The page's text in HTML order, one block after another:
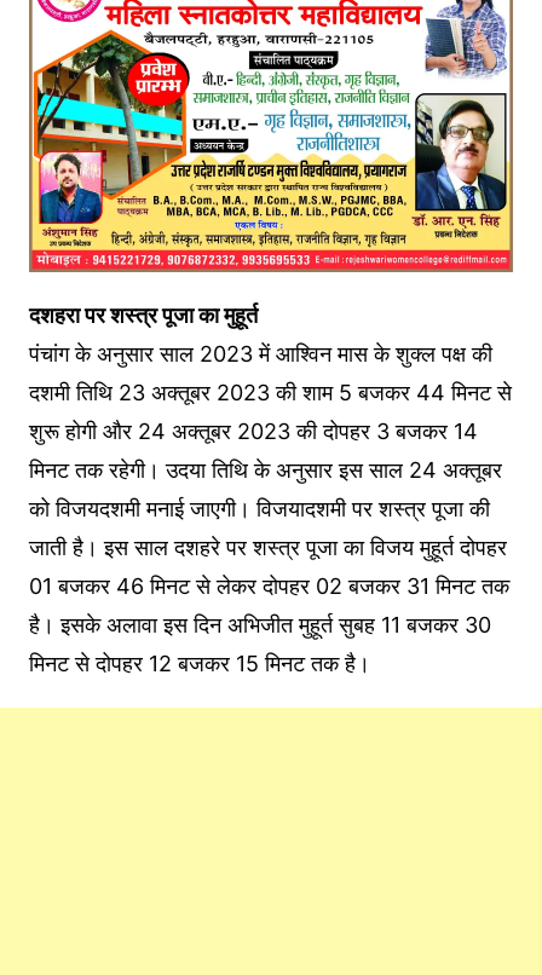
दशहरा पर शस्‍त्र पूजा का मुहूर्त
पंचांग के अनुसार साल 2023 में आश्विन मास के शुक्ल पक्ष की
दशमी तिथि 23 अक्तूबर 2023 की शाम 5 बजकर 44 मिनट से
शुरू होगी और 24 अक्तूबर 2023 की दोपहर 3 बजकर 14
मिनट तक रहेगी। उदया तिथि के अनुसार इस साल 24 अक्तूबर
को विजयदशमी मनाई जाएगी। विजयादशमी पर शस्त्र पूजा की
जाती है। इस साल दशहरे पर शस्‍त्र पूजा का विजय मुहूर्त दोपहर
01 बजकर 46 मिनट से लेकर दोपहर 02 बजकर 31 मिनट तक
है। इसके अलावा इस दिन अभिजीत मुहूर्त सुबह 11 बजकर 30
मिनट से दोपहर 12 बजकर 15 मिनट तक है।